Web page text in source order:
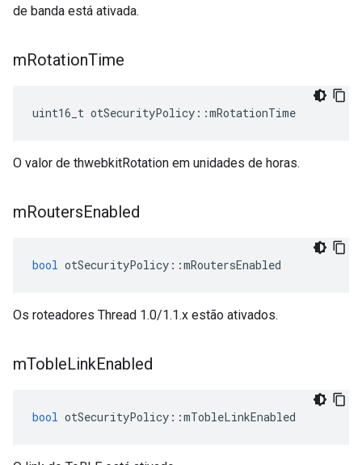
de banda está ativada.
mRotationTime
uint16_t otSecurityPolicy ::mRotationTime
O valor de thwebkitRotation em unidades de horas.
mRoutersEnabled
bool otSecurityPolicy ::mRoutersEnabled
Os roteadores Thread 1.0/1.1.x estão ativados.
mTobleLinkEnabled
bool otSecurityPolicy ::mTobleLinkEnabled